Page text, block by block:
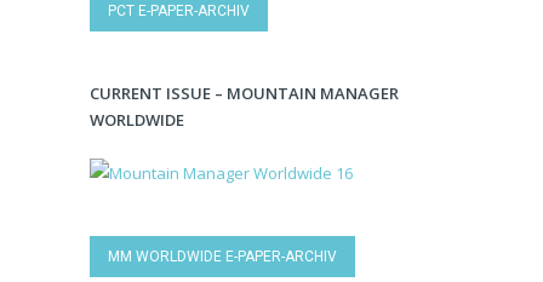
PCT E-PAPER-ARCHIV
CURRENT ISSUE – MOUNTAIN MANAGER
WORLDWIDE
MM WORLDWIDE E-PAPER-ARCHIV